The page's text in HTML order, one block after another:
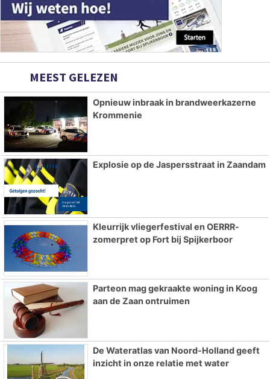
MEEST GELEZEN
Opnieuw inbraak in brandweerkazerne
Krommenie
Explosie op de Jaspersstraat in Zaandam
Kleurrijk vliegerfestival en OERRR-
zomerpret op Fort bij Spijkerboor
Parteon mag gekraakte woning in Koog
aan de Zaan ontruimen
De Wateratlas van Noord-Holland geeft
inzicht in onze relatie met water